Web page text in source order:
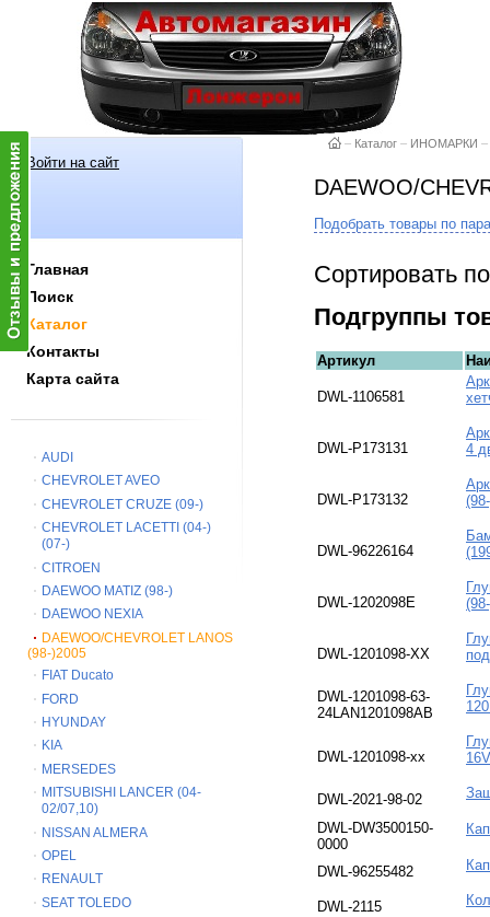
Войти на сайт
Главная
Поиск
Каталог
Контакты
Карта сайта
AUDI
CHEVROLET AVEO
CHEVROLET CRUZE (09-)
CHEVROLET LACETTI (04-)
(07-)
CITROEN
DAEWOO MATIZ (98-)
DAEWOO NEXIA
DAEWOO/CHEVROLET LANOS
(98-)2005
FIAT Ducato
FORD
HYUNDAY
KIA
MERSEDES
MITSUBISHI LANCER (04-
02/07,10)
NISSAN ALMERA
OPEL
RENAULT
SEAT TOLEDO
– Каталог – ИНОМАРКИ –
DAEWOO/
Подобрать товары по
Сортировать
Подгруппы
Артикул
DWL-1106581
DWL-P173131
4
DWL-P173132
DWL-96226164
DWL-1202098E
DWL-1201098-XX
DWL-1201098-63-
24LAN1201098AB
DWL-1201098-хх
DWL-2021-98-02
DWL-DW3500150-
0000
DWL-96255482
DWL-2115